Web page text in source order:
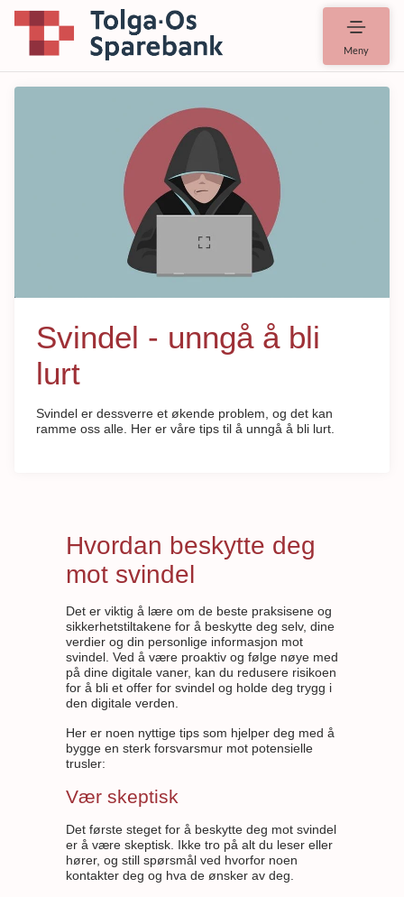
Meny
Svindel - unngå å bli
lurt
Svindel er dessverre et økende problem, og det kan
ramme oss alle. Her er våre tips til å unngå å bli lurt.
Hvordan beskytte deg
mot svindel
Det er viktig å lære om de beste praksisene og
sikkerhetstiltakene for å beskytte deg selv, dine
verdier og din personlige informasjon mot
svindel. Ved å være proaktiv og følge nøye med
på dine digitale vaner, kan du redusere risikoen
for å bli et offer for svindel og holde deg trygg i
den digitale verden.
Her er noen nyttige tips som hjelper deg med å
bygge en sterk forsvarsmur mot potensielle
trusler:
Vær skeptisk
Det første steget for å beskytte deg mot svindel
er å være skeptisk. Ikke tro på alt du leser eller
hører, og still spørsmål ved hvorfor noen
kontakter deg og hva de ønsker av deg.